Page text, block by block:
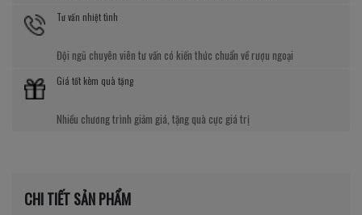
Tư vấn nhiệt tình
Đội ngũ chuyên viên tư vấn có kiến thức chuẩn về rượu ngoại
Giá tốt kèm quà tặng
Nhiều chương trình giảm giá, tặng quà cực giá trị
CHI TIẾT SẢN PHẨM